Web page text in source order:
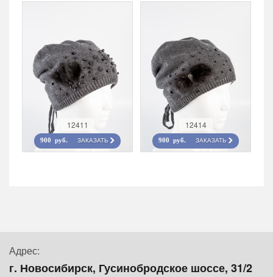
12411
900 руб. ЗАКАЗАТЬ
12414
900 руб. ЗАКАЗАТЬ
Адрес:
г. Новосибирск, Гусинобродское шоссе, 31/2